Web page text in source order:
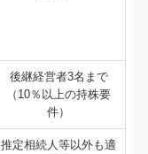
後継経営者3名まで
（10％以上の持株要
件）
推定相続人等以外も適